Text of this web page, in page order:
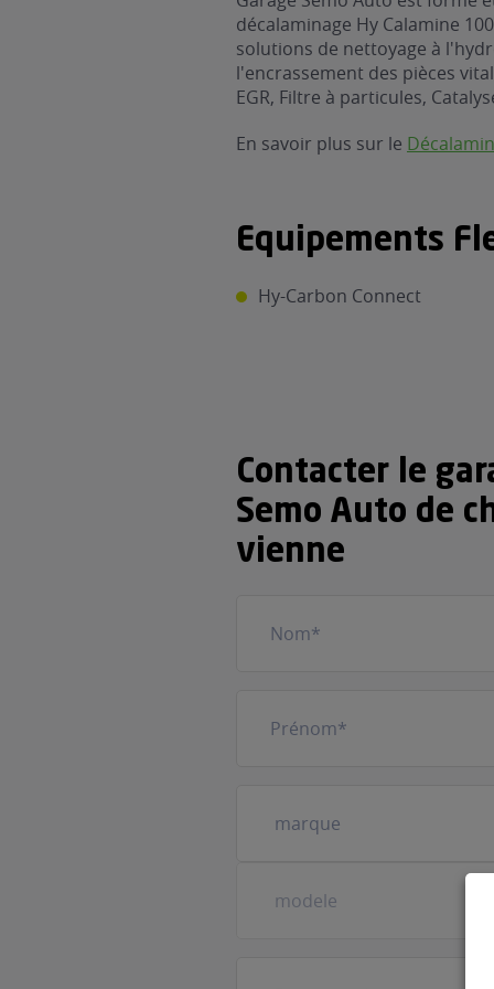
décalaminage Hy Calamine
solutions de nettoyage à
l'encrassement des pièces
EGR, Filtre à particules,
En savoir plus sur le
Equipements
Hy-Carbon Connect
Contacter le
Semo Auto de
vienne
véhicule